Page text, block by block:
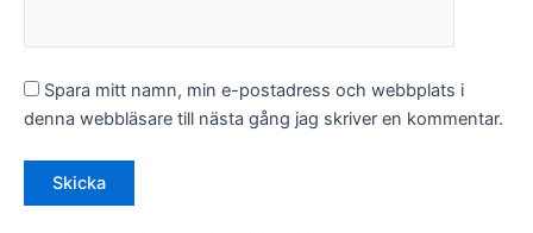
Spara mitt namn, min e-postadress och webbplats i
denna webbläsare till nästa gång jag skriver en kommentar.